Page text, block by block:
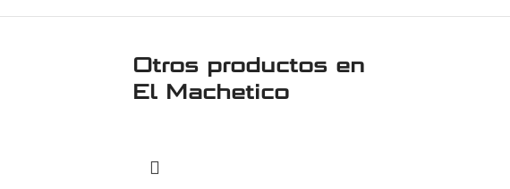
Otros productos en
El Machetico